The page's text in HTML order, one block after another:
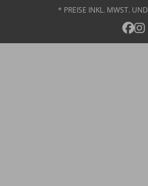
* PREISE INKL. MWST. UND